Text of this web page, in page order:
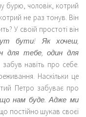
бурю, чоловік, котрий
не раз тонув. Він
У своїй простоті він
бути! Як хочеш,
тебе, один для
забув навіть про себе.
Наскільки це
Петро забуває про
нам буде. Адже ми
постійно шукав своєї